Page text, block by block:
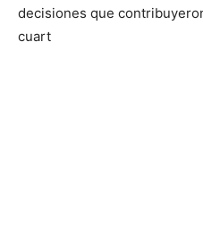
decisiones que
cuart